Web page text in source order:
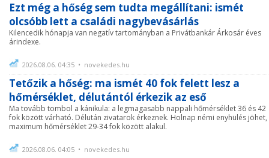
Ezt még a hőség sem tudta megállítani: ismét
olcsóbb lett a családi nagybevásárlás
Kilencedik hónapja van negatív tartományban a Privátbankár Árkosár éves
árindexe.
2026.08.06. 04:35 • novekedes.hu
Tetőzik a hőség: ma ismét 40 fok felett lesz a
hőmérséklet, délutántól érkezik az eső
Ma tovább tombol a kánikula: a legmagasabb nappali hőmérséklet 36 és 42
fok között várható. Délután zivatarok érkeznek. Holnap némi enyhülés jöhet,
maximum hőmérséklet 29-34 fok között alakul.
2026.08.06. 04:05 • novekedes.hu